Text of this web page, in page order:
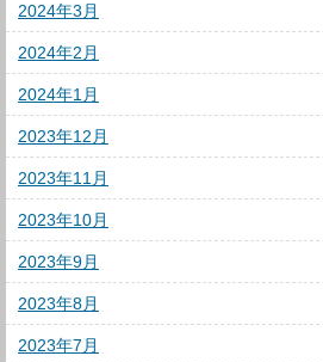
2024年3月
2024年2月
2024年1月
2023年12月
2023年11月
2023年10月
2023年9月
2023年8月
2023年7月